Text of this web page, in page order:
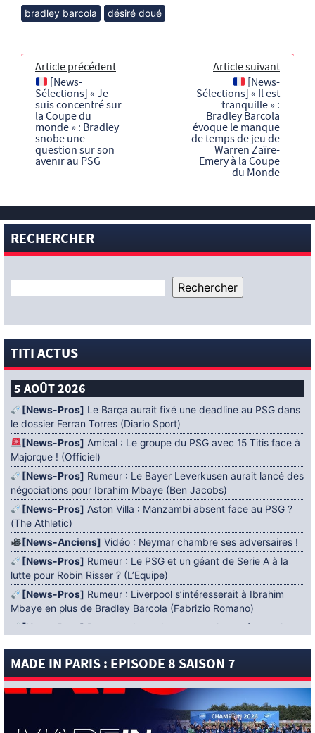
bradley barcola désiré doué
Article précédent
[News-
Sélections] « Je
suis concentré sur
la Coupe du
monde » : Bradley
snobe une
question sur son
avenir au PSG
Article suivant
[News-
Sélections] « Il est
tranquille » :
Bradley Barcola
évoque le manque
de temps de jeu de
Warren Zaïre-
Emery à la Coupe
du Monde
RECHERCHER
TITI ACTUS
5 AOÛT 2026
[News-Pros] Le Barça aurait fixé une deadline au PSG dans
le dossier Ferran Torres (Diario Sport)
[News-Pros] Amical : Le groupe du PSG avec 15 Titis face à
Majorque ! (Officiel)
[News-Pros] Rumeur : Le Bayer Leverkusen aurait lancé des
négociations pour Ibrahim Mbaye (Ben Jacobs)
[News-Pros] Aston Villa : Manzambi absent face au PSG ?
(The Athletic)
[News-Anciens] Vidéo : Neymar chambre ses adversaires !
[News-Pros] Rumeur : Le PSG et un géant de Serie A à la
lutte pour Robin Risser ? (L’Equipe)
[News-Pros] Rumeur : Liverpool s’intéresserait à Ibrahim
Mbaye en plus de Bradley Barcola (Fabrizio Romano)
[News-Pros]
Rumeur : Accord contractuel trouvé entre le
[News-Pros]Rumeur : Le PSG aurait lancé un ultimatum
4 AOÛT 2026
Mercato : Khalil Ayari prêté à Dunkerque
MADE IN PARIS : EPISODE 8 SAISON 7